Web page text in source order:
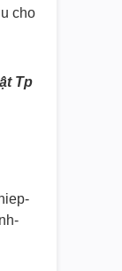
cho
Tp